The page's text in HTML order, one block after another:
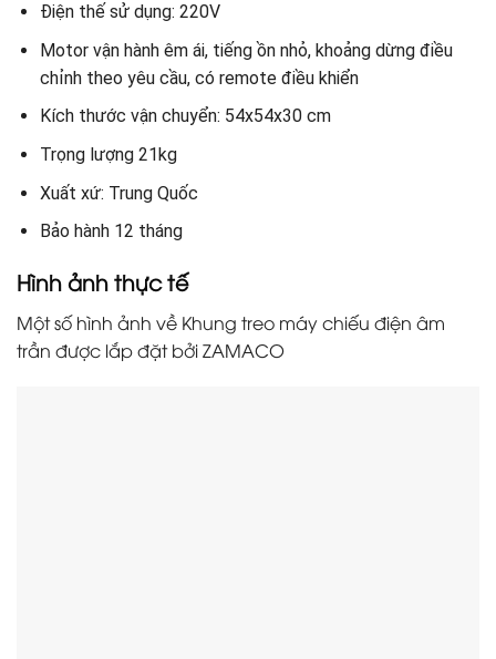
Điện thế sử dụng: 220V
Motor vận hành êm ái, tiếng ồn nhỏ, khoảng dừng điều
chỉnh theo yêu cầu, có remote điều khiển
Kích thước vận chuyển: 54x54x30 cm
Trọng lượng 21kg
Xuất xứ: Trung Quốc
Bảo hành 12 tháng
Hình ảnh thực tế
Một số hình ảnh về Khung treo máy chiếu điện âm
trần được lắp đặt bởi ZAMACO